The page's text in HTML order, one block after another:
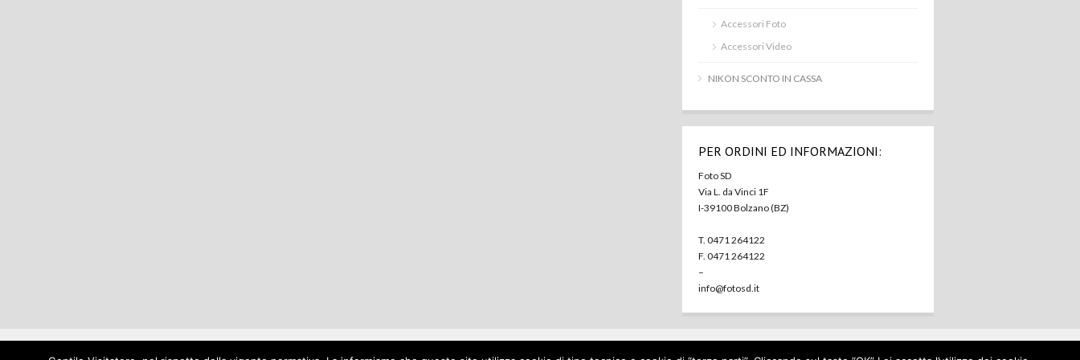
Accessori Foto
Accessori Video
NIKON SCONTO IN CASSA
PER ORDINI ED INFORMAZIONI:
Foto SD
Via L. da Vinci 1F
I-39100 Bolzano (BZ)
T. 0471 264122
F. 0471 264122
–
info@fotosd.it